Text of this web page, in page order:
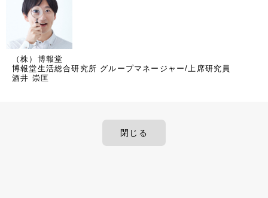
（株）博報堂
博報堂生活総合研究所 グループマネージャー/上席研究員
酒井 崇匡
閉じる